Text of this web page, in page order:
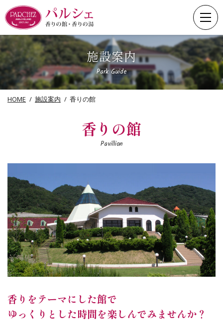
to
content
施設案内
Park Guide
HOME 施設案内 香りの館
香りの館
Pavillion
香りをテーマにした館で
ゆっくりとした時間を楽しんでみませんか？